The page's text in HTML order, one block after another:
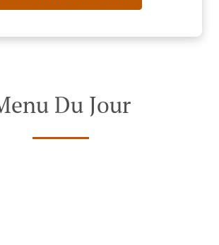
Du Jour